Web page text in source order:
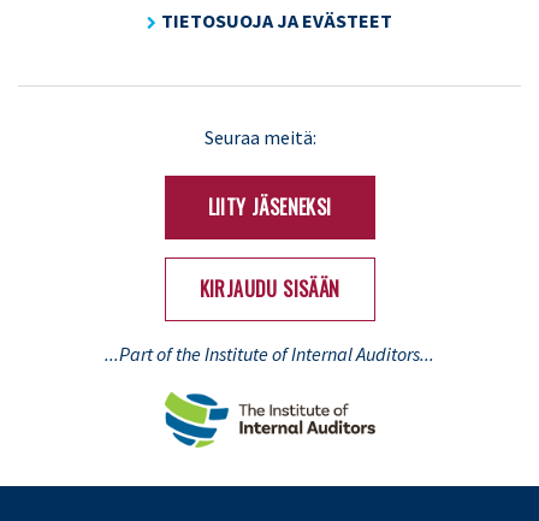
TIETOSUOJA JA EVÄSTEET
Seuraa meitä:
LIITY JÄSENEKSI
KIRJAUDU SISÄÄN
...Part of the Institute of Internal Auditors...